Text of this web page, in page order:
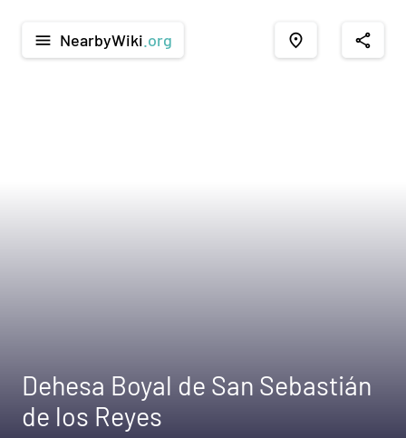
menu NearbyWiki .org place share
Dehesa Boyal de San Sebastián
de los Reyes